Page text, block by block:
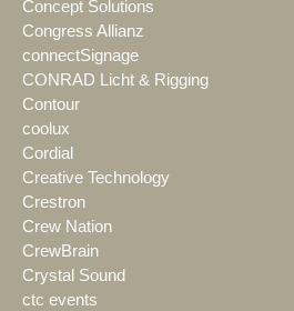
Concept Solutions
Congress Allianz
connectSignage
CONRAD Licht & Rigging
Contour
coolux
Cordial
Creative Technology
Crestron
Crew Nation
CrewBrain
Crystal Sound
ctc events